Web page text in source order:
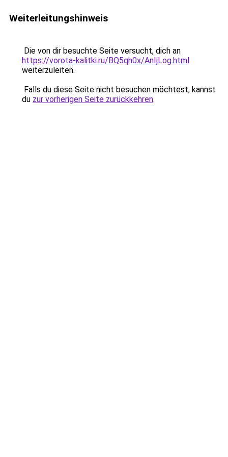
Weiterleitungshinweis
Die von dir besuchte Seite versucht, dich an
https://vorota-kalitki.ru/BQ5qh0x/AnIjLog.html
weiterzuleiten.
Falls du diese Seite nicht besuchen möchtest, kannst
du zur vorherigen Seite zurückkehren.